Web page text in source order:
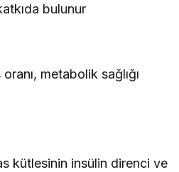
bulunur
metabolik sağlığı
kütlesinin insülin direnci ve